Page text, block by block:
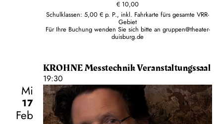
€ 10,00
Schulklassen: 5,00 € p. P., inkl. Fahrkarte fürs gesamte VRR-
Gebiet
Für Ihre Buchung wenden Sie sich bitte an gruppen@theater-
duisburg.de
KROHNE Messtechnik Veranstaltungssaal
19:30
Mi
17
Feb